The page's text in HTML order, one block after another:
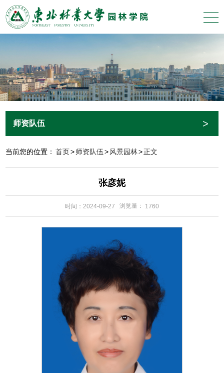
师资队伍 >
当前您的位置： 首页>师资队伍 >风景园林>正文
张彦妮
时间：2024-09-27 浏览量： 1760